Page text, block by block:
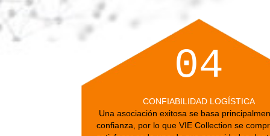
04
CONFIABILIDAD LOGÍSTICA
Una asociación exitosa se basa principalmente
confianza, por lo que VIE Collection se